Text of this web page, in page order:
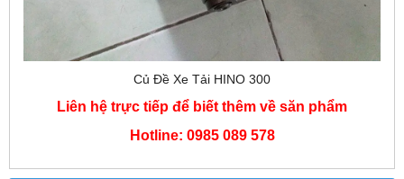
Củ Đề Xe Tải HINO 300
Liên hệ trực tiếp để biết thêm về săn phẩm
Hotline: 0985 089 578